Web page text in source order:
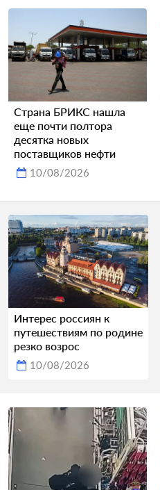
Страна БРИКС нашла
еще почти полтора
десятка новых
поставщиков нефти
10/08/2026
Интерес россиян к
путешествиям по родине
резко возрос
10/08/2026